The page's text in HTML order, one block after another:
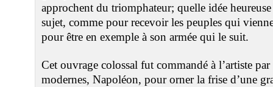
approchent du triomphateur; quelle idée
sujet, comme pour recevoir les peuples qui
pour être en exemple à son armée qui le suit.
Cet ouvrage colossal fut commandé à l’artiste
modernes, Napoléon, pour orner la frise d’une